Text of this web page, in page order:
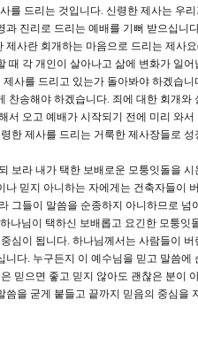
를 드리는 것입니다. 신령한 제사는 우리
진리로 드리는 예배를 기뻐 받으십니
사란 회개하는 마음으로 드리는 제사요
때 각 개인이 살아나고 삶에 변화가 일어
사를 드리고 있는가 돌아봐야 하겠습니
찬송해야 하겠습니다. 죄에 대한 회개와
오고 예배가 시작되기 전에 미리 와서
한 제사를 드리는 거룩한 제사장들로 성
보라 내가 택한 보배로운 모퉁잇돌을 시
믿지 아니하는 자에게는 건축자들이
그들이 말씀을 순종하지 아니하므로 넘
나님이 택하신 보배롭고 요긴한 모퉁잇
심이 됩니다. 하나님께서는 사람들이 버
다. 누구든지 이 예수님을 믿고 말씀에
믿으면 좋고 믿지 않아도 괜찮은 분이
을 굳게 붙들고 끝까지 믿음의 중심을